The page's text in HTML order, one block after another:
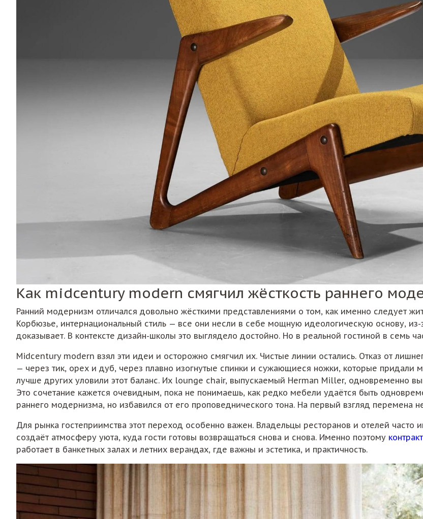
Как midcentury modern смягчил жёсткость раннего
Ранний модернизм отличался довольно жёсткими представлениями о том, как именно следует
Корбюзье, интернациональный стиль — все они несли в себе мощную идеологическую основу, из-
доказывает. В контексте дизайн-школы это выглядело достойно. Но в реальной гостиной в семь
Midcentury modern взял эти идеи и осторожно смягчил их. Чистые линии остались. Отказ от
— через тик, орех и дуб, через плавно изогнутые спинки и сужающиеся ножки, которые придали
лучше других уловили этот баланс. Их lounge chair, выпускаемый Herman Miller, одновременно
Это сочетание кажется очевидным, пока не понимаешь, как редко мебели удаётся быть
раннего модернизма, но избавился от его проповеднического тона. На первый взгляд перемена
Для рынка гостеприимства этот переход особенно важен. Владельцы ресторанов и отелей
создаёт атмосферу уюта, куда гости готовы возвращаться снова и снова. Именно поэтому
работает в банкетных залах и летних верандах, где важны и эстетика, и практичность.